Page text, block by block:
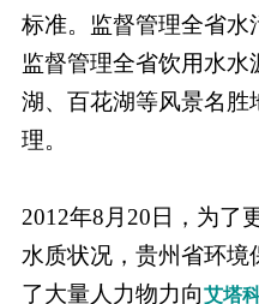
标准。监督管理全省水
监督管理全省饮用水水
湖、百花湖等风景名胜
理。
2012年8月20日，为了
水质状况，贵州省环境
了大量人力物力向艾塔